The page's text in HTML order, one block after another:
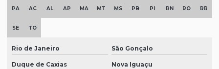
PA AC AL AP MA MT MS PB PI RN RO RR
SE TO
Rio de Janeiro São Gonçalo
Duque de Caxias Nova Iguaçu